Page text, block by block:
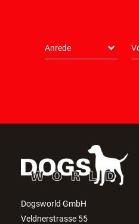
Dogsworld GmbH
Veldnerstrasse 55